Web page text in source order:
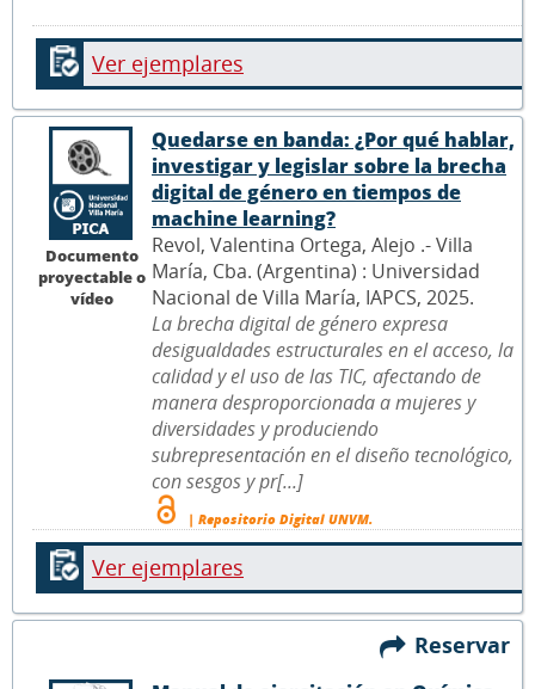
Ver ejemplares
Documento
proyectable o
vídeo
Quedarse en banda: ¿Por qué hablar,
investigar y legislar sobre la brecha
digital de género en tiempos de
machine learning?
Revol, Valentina Ortega, Alejo .- Villa
María, Cba. (Argentina) : Universidad
Nacional de Villa María, IAPCS, 2025.
La brecha digital de género expresa
desigualdades estructurales en el acceso, la
calidad y el uso de las TIC, afectando de
manera desproporcionada a mujeres y
diversidades y produciendo
subrepresentación en el diseño tecnológico,
con sesgos y pr[...]
| Repositorio Digital UNVM.
Ver ejemplares
Reservar